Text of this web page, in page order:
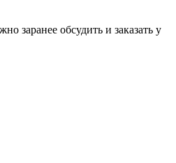
заранее обсудить и заказать у